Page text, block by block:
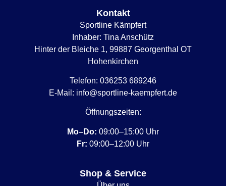
Kontakt
Sportline Kämpfert
Inhaber: Tina Anschütz
Hinter der Bleiche 1, 99887 Georgenthal OT
Hohenkirchen
Telefon: 036253 689246
E-Mail: info@sportline-kaempfert.de
Öffnungszeiten:
Mo–Do: 09:00–15:00 Uhr
Fr: 09:00–12:00 Uhr
Shop & Service